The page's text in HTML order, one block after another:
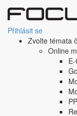
Přihlásit se
Zvolte témata
Online